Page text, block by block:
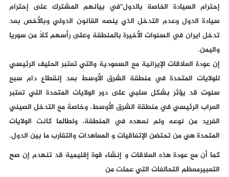
إحترام السيادة الخاصة بالدول"في بيانهم المشترك على إحترام
سيادة الدول وعدم التدخل الذي ينصه القانون الدولي وبالأخص بعد
تدخل ايران في السنوات الأخيرة بالمنطقة وعلى رأسهم كلاً من سوريا
واليمن.
إن عودة العلاقات الإيرانية مع السعودية والتي تعتبر الحليف الرئيسي
للولايات المتحدة في منطقة الشرق الأوسط بعد إنقطاع دام سبع
سنوت قد يؤثر بشكل سلبي على دور الولايات المتحدة التي تعتبر
العراب الرئيسي في منطقة الشرق الأوسط، وخاصةً مع التدخل الصيني
الفريد من نوعه ولم نعهده في المنطقة، ولطالما كانت الولايات
المتحدة هي من تحتضن الإتفاقيات و المعاهدات والتقارب ما بين الدول.
كما أن مع عودة هذه العلاقات و إنشاء قوة إقليمية قد تنهدم إن صح
التعبيرمعظم التحالفات التي عملت من